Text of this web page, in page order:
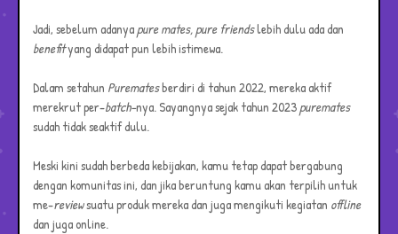
Jadi, sebelum adanyapure mates, pure friendslebih dulu ada dan
benefityang didapat pun lebih istimewa.
Dalam setahun Purematesberdiri di tahun 2022, mereka aktif
merekrut per-batch-nya. Sayangnya sejak tahun 2023puremates
sudah tidak seaktif dulu.
Meski kini sudah berbeda kebijakan, kamu tetap dapat bergabung
dengan komunitas ini, dan jika beruntung kamu akan terpilih untuk
me-reviewsuatu produk mereka dan juga mengikuti kegiatan offline
dan juga online.